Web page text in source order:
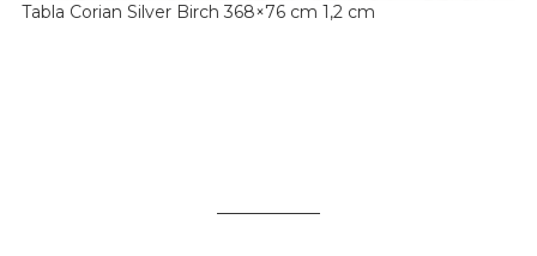
Tabla Corian Silver Birch 368×76 cm 1,2 cm